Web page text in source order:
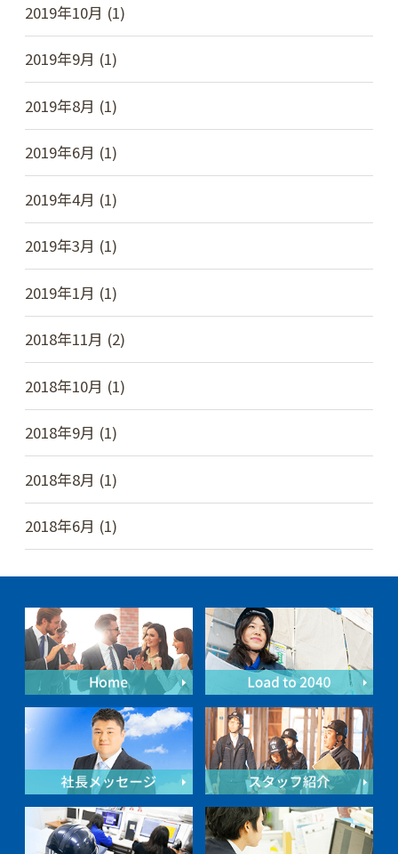
2019年10月 (1)
2019年9月 (1)
2019年8月 (1)
2019年6月 (1)
2019年4月 (1)
2019年3月 (1)
2019年1月 (1)
2018年11月 (2)
2018年10月 (1)
2018年9月 (1)
2018年8月 (1)
2018年6月 (1)